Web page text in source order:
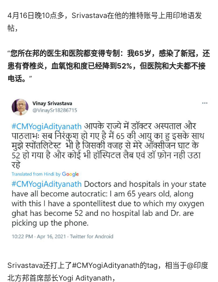
4月16日晚10点多，Srivastava在他的推特账号上用印地语发
帖，
“您所在邦的医生和医院都变得专制：我65岁，感染了新冠，还
患有脊椎炎，血氧饱和度已经降到52%，但医院和大夫都不接
电话。 ”
Srivastava还打上了#CMYogiAdityanath的tag，相当于@印度
北方邦首席部长Yogi Adityanath，